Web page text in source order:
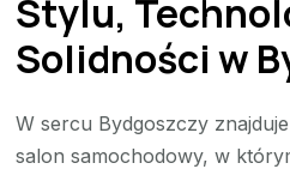
Stylu,
Solidności w
W sercu Bydgoszczy
salon samochodowy, w